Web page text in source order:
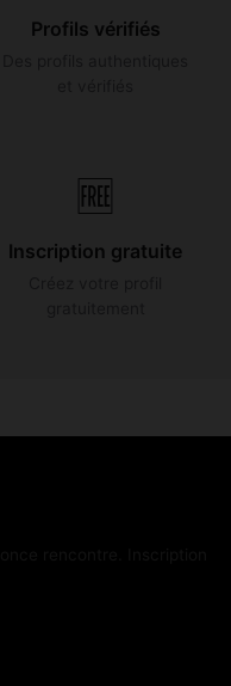
Profils vérifiés
🆓
Inscription gratuite